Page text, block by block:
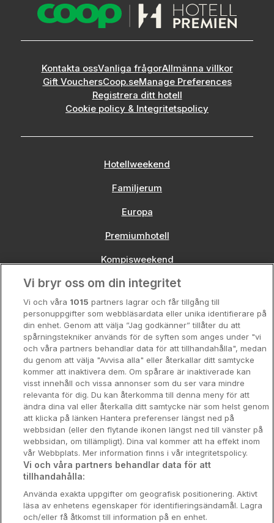
Kontakta ossVanliga frågorAllmänna villkor
Gift VouchersCoop.seManage Preferences
Registrera ditt hotell
Cookie policy & Integritetspolicy
Hotellweekend
Familjerum
Europa
Premiumhotell
Kompisweekend
Storstadsweekend
Hotellrum under 995 kr
Spahotell
Sydsverige
Om Hotellpremien
Nya hotell
Stadsweekend
Booking Enquiries:
Hotellsupport:scandinavian@digibreaks.com
Vi bryr oss om din integritet
Vi och våra 1015 partners lagrar och får tillgång till
personuppgifter som webbläsardata eller unika identifierare på
din enhet. Genom att välja ”Jag godkänner” tillåter du att
spårningstekniker används för de syften som anges under "vi
och våra partners behandlar data för att tillhandahålla", medan
du genom att välja "Avvisa alla" eller återkallar ditt samtycke
kommer att inaktivera dem. Om spårare är inaktiverade kan
visst innehåll och vissa annonser som du ser vara mindre
relevanta för dig. Du kan återkomma till denna meny för att
ändra dina val eller återkalla ditt samtycke när som helst genom
att klicka på länken Hantera preferenser längst ned på
webbsidan (eller den flytande ikonen längst ned till vänster på
webbsidan, om tillämpligt). Dina val kommer att ha effekt inom
vår Webbplats. Mer information finns i vår integritetspolicy.
Vi och våra partners behandlar data för att
tillhandahålla:
Använda exakta uppgifter om geografisk positionering. Aktivt
läsa av enhetens egenskaper för identifieringsändamål. Lagra
och/eller få åtkomst till information på en enhet.